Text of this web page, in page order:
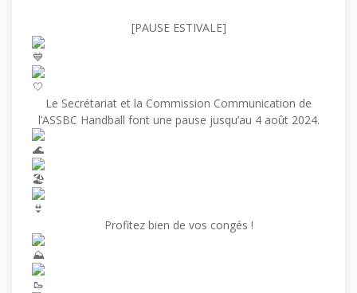
[PAUSE ESTIVALE]
Le Secrétariat et la Commission Communication de
l’ASSBC Handball font une pause jusqu’au 4 août 2024.
Profitez bien de vos congés !